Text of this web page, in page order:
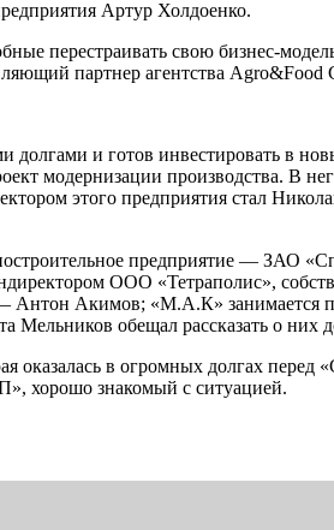
Артур Холдоенко.
перестраивать свою бизнес-
партнер агентства Agro&Food
и готов инвестировать в
модернизации производства. В
этого предприятия стал
предприятие — ЗАО
ООО «Тетраполис»,
Акимов; «М.А.К» занимается
обещал рассказать о них
оказалась в огромных долгах
хорошо знакомый с ситуацией.